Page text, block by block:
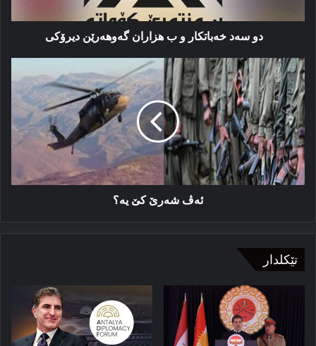
دیرۆکی
دو سەد خەباتکار و ب هزاران گه‌وهه‌رێن دیرۆکی
ئەڤ
شەرێ
کێ
یە؟
ئەڤ شەرێ کێ یە؟
تێکلدار